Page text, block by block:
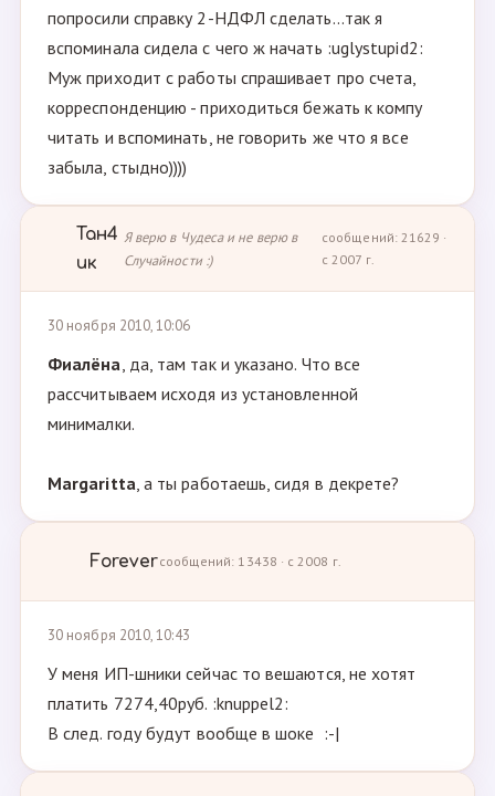
попросили справку 2-НДФЛ сделать...так я
вспоминала сидела с чего ж начать :uglystupid2:
Муж приходит с работы спрашивает про счета,
корреспонденцию - приходиться бежать к компу
читать и вспоминать, не говорить же что я все
забыла, стыдно))))
Тан4
ик
Я верю в Чудеса и не верю в
Случайности :)
сообщений: 21629 ·
с 2007 г.
30 ноября 2010, 10:06
Фиалёна, да, там так и указано. Что все
рассчитываем исходя из установленной
минималки.
Margaritta, а ты работаешь, сидя в декрете?
Foreverсообщений: 13438 · с 2008 г.
30 ноября 2010, 10:43
У меня ИП-шники сейчас то вешаются, не хотят
платить 7274,40руб. :knuppel2:
В след. году будут вообще в шоке :-|